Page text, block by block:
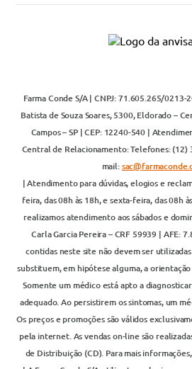
Farma Conde S/A | CNPJ: 71.605.265/
Batista de Souza Soares, 5300, Eldorado –
Campos – SP | CEP: 12240-540 |
Central de Relacionamento: Telefones: (12)
mail:
| Atendimento para dúvidas, elogios e
feira, das 08h às 18h, e sexta-feira, das 08h
realizamos atendimento aos sábados e
Carla Garcia Pereira – CRF 59939 | AFE:
contidas neste site não devem ser
substituem, em hipótese alguma, a
Somente um médico está apto a
adequado. Ao persistirem os sintomas, um
Os preços e promoções são válidos
pela internet. As vendas on-line são
de Distribuição (CD). Para mais